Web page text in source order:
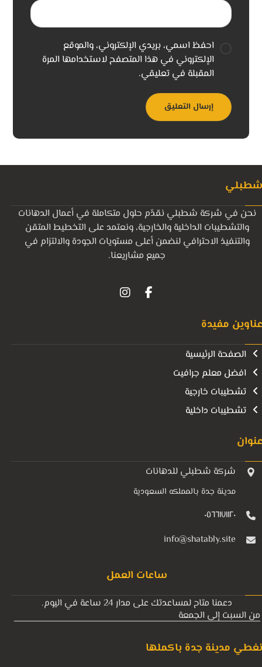
احفظ اسمي، بريدي الإلكتروني، والموقع
الإلكتروني في هذا المتصفح لاستخدامها المرة
المقبلة في تعليقي.
شطبلي
نحن في شركة شطبلي نقدّم حلول متكاملة في أعمال الدهانات
والتشطيبات الداخلية والخارجية، ونعتمد على التخطيط المتقن
والتنفيذ الاحترافي لنضمن أعلى مستويات الجودة والالتزام في
جميع مشاريعنا.
عناوين مفيدة
الصفحة الرئيسية
افضل معلم جرافيت
تشطيبات خارجية
تشطيبات داخلية
عنوان
شركة شطبلي للدهانات
مدينة جدة بالمملكه السعودية
٠٥٦٦١٧١١٢٠
info@shatably.site
ساعات العمل
دعمنا متاح لمساعدتك على مدار 24 ساعة في اليوم.
من السبت إلى الجمعة
نغطي مدينة جدة باكملها